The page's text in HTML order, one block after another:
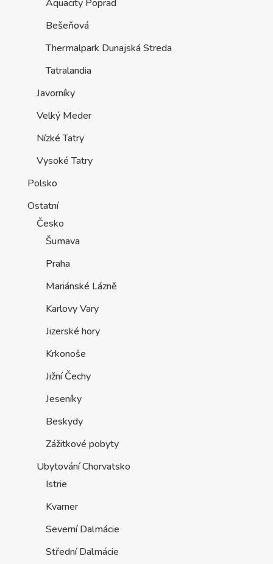
Aquacity Poprad
Bešeňová
Thermalpark Dunajská Streda
Tatralandia
Javorníky
Velký Meder
Nízké Tatry
Vysoké Tatry
Polsko
Ostatní
Česko
Šumava
Praha
Mariánské Lázně
Karlovy Vary
Jizerské hory
Krkonoše
Jižní Čechy
Jeseníky
Beskydy
Zážitkové pobyty
Ubytování Chorvatsko
Istrie
Kvarner
Severní Dalmácie
Střední Dalmácie